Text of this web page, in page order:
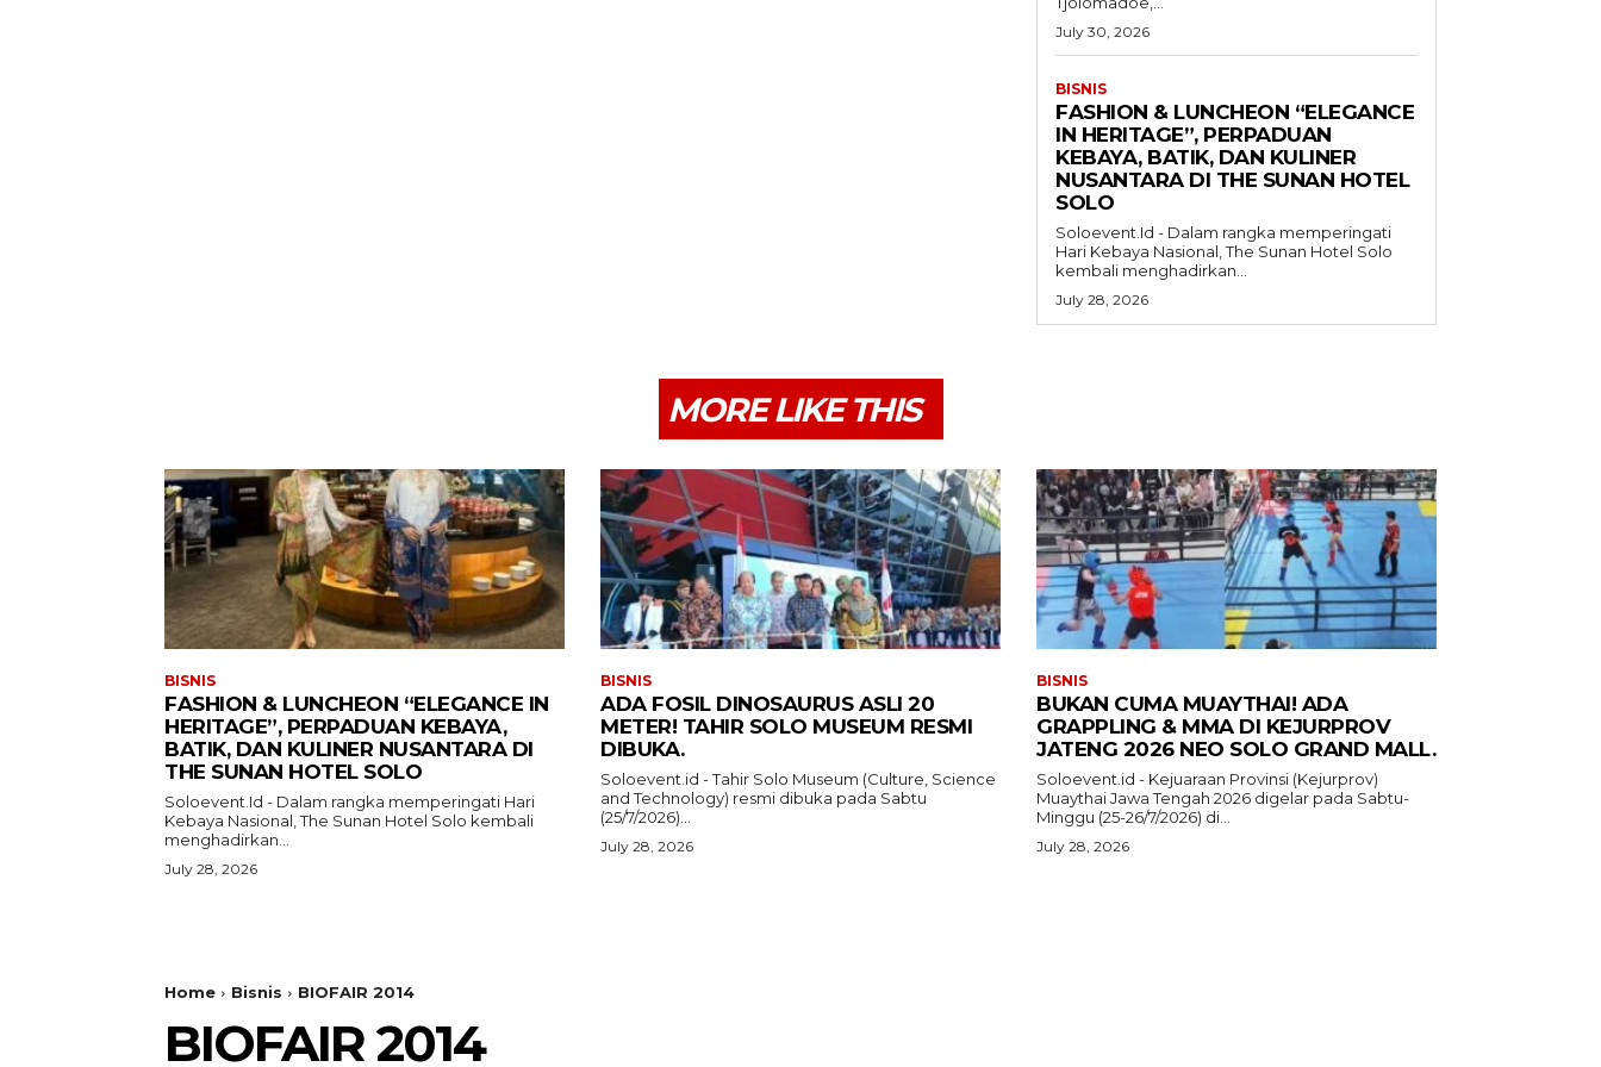
July 30, 2026
BISNIS
FASHION & LUNCHEON “ELEGANCE
IN HERITAGE”, PERPADUAN
KEBAYA, BATIK, DAN KULINER
NUSANTARA DI THE SUNAN HOTEL
SOLO
Soloevent.Id - Dalam rangka memperingati
Hari Kebaya Nasional, The Sunan Hotel Solo
kembali menghadirkan...
July 28, 2026
MORE LIKE THIS
BISNIS
FASHION & LUNCHEON “ELEGANCE IN
HERITAGE”, PERPADUAN KEBAYA,
BATIK, DAN KULINER NUSANTARA DI
THE SUNAN HOTEL SOLO
Soloevent.Id - Dalam rangka memperingati Hari
Kebaya Nasional, The Sunan Hotel Solo kembali
menghadirkan...
July 28, 2026
BISNIS
ADA FOSIL DINOSAURUS ASLI 20
METER! TAHIR SOLO MUSEUM RESMI
DIBUKA.
Soloevent.id - Tahir Solo Museum (Culture, Science
and Technology) resmi dibuka pada Sabtu
(25/7/2026)...
July 28, 2026
BISNIS
BUKAN CUMA MUAYTHAI! ADA
GRAPPLING & MMA DI KEJURPROV
JATENG 2026 NEO SOLO GRAND MALL.
Soloevent.id - Kejuaraan Provinsi (Kejurprov)
Muaythai Jawa Tengah 2026 digelar pada Sabtu-
Minggu (25-26/7/2026) di...
July 28, 2026